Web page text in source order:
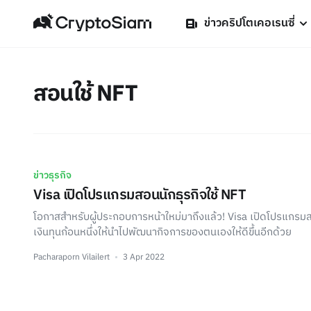
ข่าวคริปโตเคอเรนซี่
สอนใช้ NFT
ข่าวธุรกิจ
Visa เปิดโปรแกรมสอนนักธุรกิจใช้ NFT
โอกาสสำหรับผู้ประกอบการหน้าใหม่มาถึงแล้ว! Visa เปิดโปรแกร
เงินทุนก้อนหนึ่งให้นำไปพัฒนากิจการของตนเองให้ดีขึ้นอีกด้วย
Pacharaporn Vilailert 3 Apr 2022